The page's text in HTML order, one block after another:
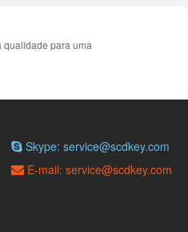
qualidade para uma
Skype: service@scdkey.com
E-mail: service@scdkey.com